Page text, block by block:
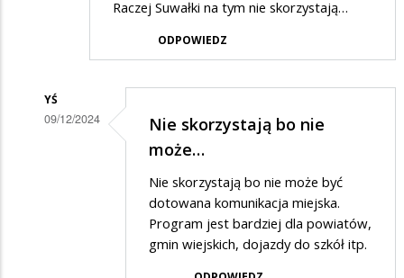
Raczej Suwałki na tym nie skorzystają…
ODPOWIEDZ
YŚ
09/12/2024
Nie skorzystają bo nie
może…
Nie skorzystają bo nie może być
dotowana komunikacja miejska.
Program jest bardziej dla powiatów,
gmin wiejskich, dojazdy do szkół itp.